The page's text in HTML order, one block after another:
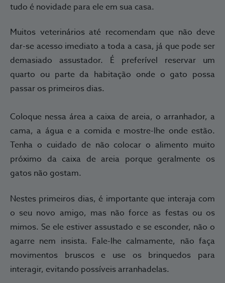
tudo é novidade para ele em sua casa.
Muitos veterinários até recomendam que não deve
dar-se acesso imediato a toda a casa, já que pode ser
demasiado assustador. É preferível reservar um
quarto ou parte da habitação onde o gato possa
passar os primeiros dias.
Coloque nessa área a caixa de areia, o arranhador, a
cama, a água e a comida e mostre-lhe onde estão.
Tenha o cuidado de não colocar o alimento muito
próximo da caixa de areia porque geralmente os
gatos não gostam.
Nestes primeiros dias, é importante que interaja com
o seu novo amigo, mas não force as festas ou os
mimos. Se ele estiver assustado e se esconder, não o
agarre nem insista. Fale-lhe calmamente, não faça
movimentos bruscos e use os brinquedos para
interagir, evitando possíveis arranhadelas.